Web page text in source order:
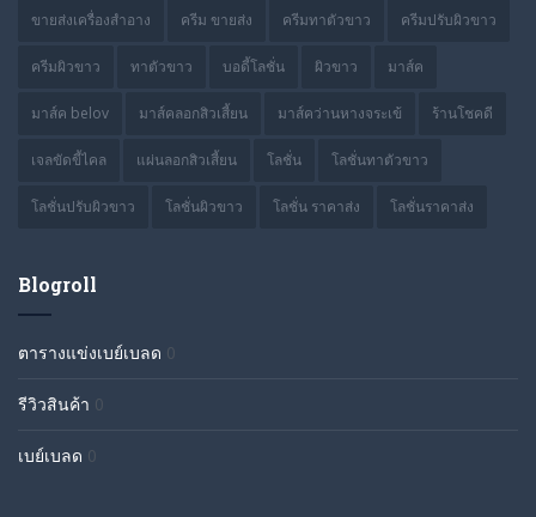
ขายส่งเครื่องสำอาง ครีม ขายส่ง ครีมทาตัวขาว ครีมปรับผิวขาว
ครีมผิวขาว ทาตัวขาว บอดี้โลชั่น ผิวขาว มาส์ค
มาส์ค belov มาส์คลอกสิวเสี้ยน มาส์คว่านหางจระเข้ ร้านโชคดี
เจลขัดขี้ไคล แผ่นลอกสิวเสี้ยน โลชั่น โลชั่นทาตัวขาว
โลชั่นปรับผิวขาว โลชั่นผิวขาว โลชั่น ราคาส่ง โลชั่นราคาส่ง
Blogroll
ตารางแข่งเบย์เบลด 0
รีวิวสินค้า 0
เบย์เบลด 0